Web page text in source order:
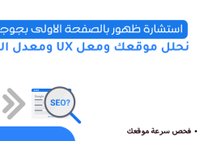
500 ر.س.
300 ر.س.